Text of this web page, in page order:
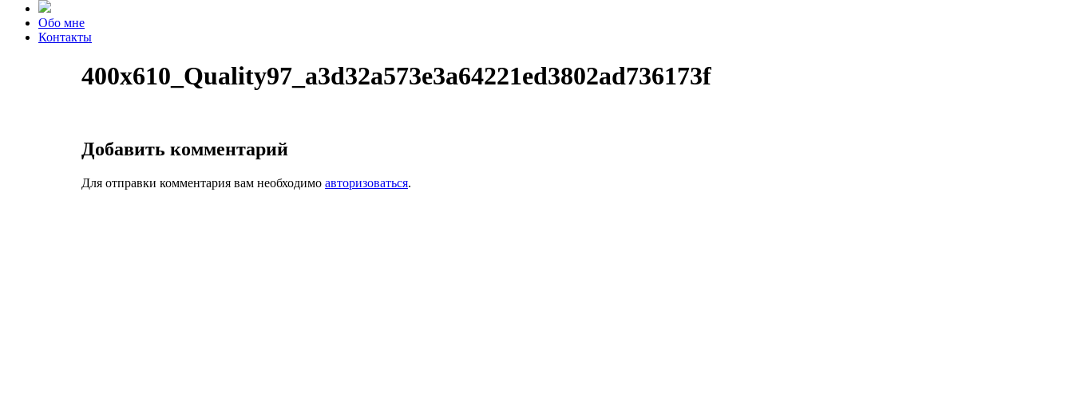
Обо мне
Контакты
400x610_Quality97_a3d32a573e3a64221ed3802ad736173f
Добавить комментарий
Для отправки комментария вам необходимо авторизоваться.